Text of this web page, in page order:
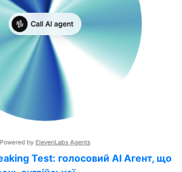
Test: голосовий AI Агент, що